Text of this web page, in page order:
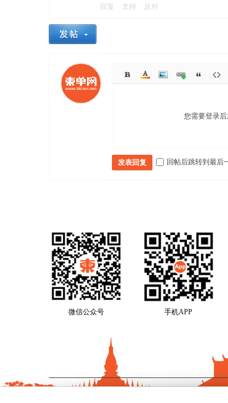
回复 支持 反对
您需要登录
发表回复 回帖后跳转到最后
微信公众号 手机APP